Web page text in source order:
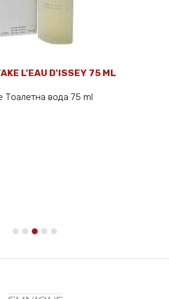
L'EAU D'ISSEY 75 ML
Тоалетна вода 75 ml